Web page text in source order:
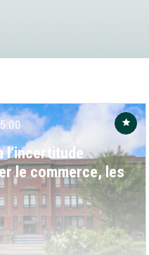
l’incertitude
le commerce, les